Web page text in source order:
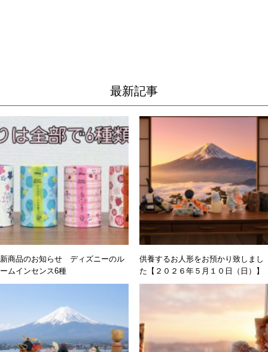
最新記事
新商品のお知らせ ディズニーのル
ームインセンス6種
供養するお人形をお預かり致しまし
た【２０２６年５月１０日（日）】